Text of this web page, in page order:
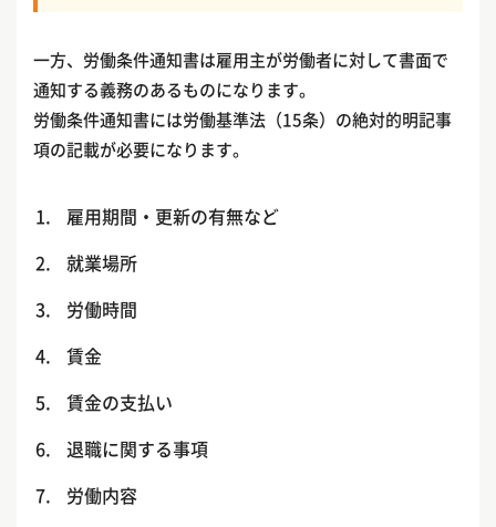
一方、労働条件通知書は雇用主が労働者に対して書面で
通知する義務のあるものになります。
労働条件通知書には労働基準法（15条）の絶対的明記事
項の記載が必要になります。
雇用期間・更新の有無など
就業場所
労働時間
賃金
賃金の支払い
退職に関する事項
労働内容